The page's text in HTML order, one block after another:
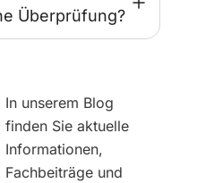
Überprüfung?
In unserem Blog
finden Sie aktuelle
Informationen,
Fachbeiträge und